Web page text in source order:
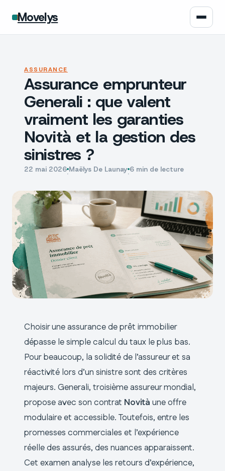
Movelys
Moto
Assurance
Écologie
Tech
ASSURANCE
Assurance emprunteur
Generali : que valent
vraiment les garanties
Novità et la gestion des
sinistres ?
22 mai 2026·Maëlys De Launay·6 min de lecture
Choisir une assurance de prêt immobilier
dépasse le simple calcul du taux le plus bas.
Pour beaucoup, la solidité de l’assureur et sa
réactivité lors d’un sinistre sont des critères
majeurs. Generali, troisième assureur mondial,
propose avec son contrat Novità une offre
modulaire et accessible. Toutefois, entre les
promesses commerciales et l’expérience
réelle des assurés, des nuances apparaissent.
Cet examen analyse les retours d’expérience,